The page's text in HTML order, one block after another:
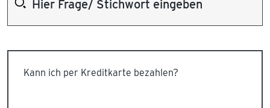
Kann ich per Kreditkarte bezahlen?